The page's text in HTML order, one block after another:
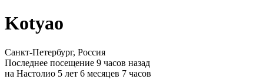
Kotyao
Санкт-Петербург, Россия
Последнее посещение 9 часов назад
на Настолио 5 лет 6 месяцев 7 часов